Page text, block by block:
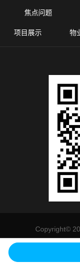
焦点问题
项目展示 物
Copyright©